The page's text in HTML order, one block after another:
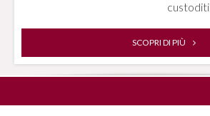
custoditi.
SCOPRI DI PIÙ